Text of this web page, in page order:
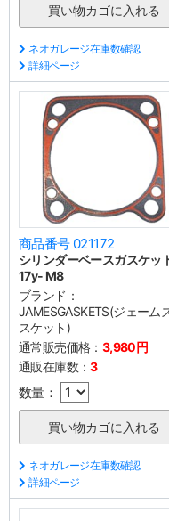
ネオガレージ在庫数確認
詳細ページ
商品番号 021172
シリンダーベースガスケッ
17y- M8
ブランド：
JAMESGASKETS(ジェーム
スケット)
通常販売価格： 3,980円
通販在庫数：3
数量：
ネオガレージ在庫数確認
詳細ページ